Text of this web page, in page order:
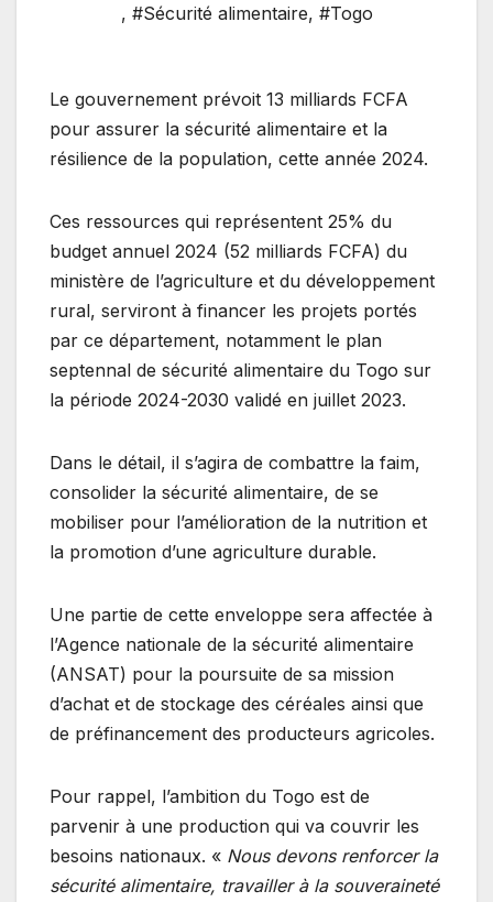
, #Sécurité alimentaire, #Togo
Le gouvernement prévoit 13 milliards FCFA
pour assurer la sécurité alimentaire et la
résilience de la population, cette année 2024.
Ces ressources qui représentent 25% du
budget annuel 2024 (52 milliards FCFA) du
ministère de l’agriculture et du développement
rural, serviront à financer les projets portés
par ce département, notamment le plan
septennal de sécurité alimentaire du Togo sur
la période 2024-2030 validé en juillet 2023.
Dans le détail, il s’agira de combattre la faim,
consolider la sécurité alimentaire, de se
mobiliser pour l’amélioration de la nutrition et
la promotion d’une agriculture durable.
Une partie de cette enveloppe sera affectée à
l’Agence nationale de la sécurité alimentaire
(ANSAT) pour la poursuite de sa mission
d’achat et de stockage des céréales ainsi que
de préfinancement des producteurs agricoles.
Pour rappel, l’ambition du Togo est de
parvenir à une production qui va couvrir les
besoins nationaux. « Nous devons renforcer la
sécurité alimentaire, travailler à la souveraineté